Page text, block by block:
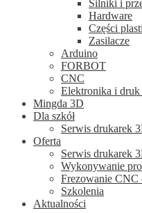
Silniki i
Hardware
Części
Zasilacze
Arduino
FORBOT
CNC
Elektronika i
Mingda 3D
Dla szkół
Serwis drukarek
Oferta
Serwis drukarek
Wykonywanie
Frezowanie CNC
Szkolenia
Aktualności